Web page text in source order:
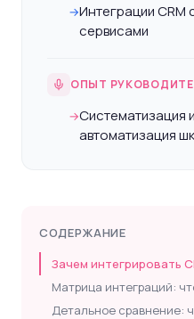
СОДЕРЖАНИЕ
Зачем интегрировать
Матрица интеграций:
Детальное сравнение:
→Интеграции CRM
сервисами
ОПЫТ
→Систематизация и
автоматизация